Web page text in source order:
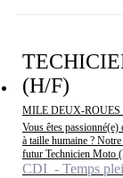
(H/F)
MILE DEUX-
Vous êtes
à taille humaine ?
futur Technicien Moto
CDI - Temps